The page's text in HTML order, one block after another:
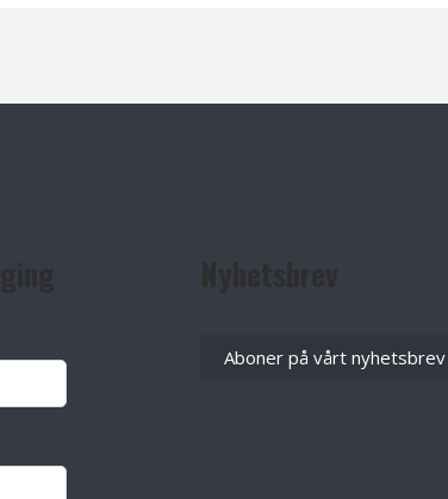
Aboner på vårt nyhetsbrev